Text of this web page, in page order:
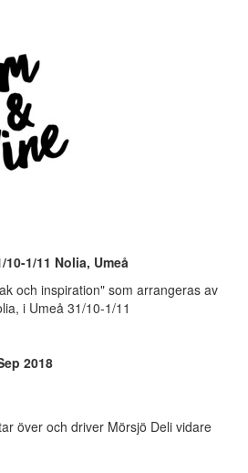
1/11 Nolia, Umeå
och inspiration" som arrangeras av
i Umeå 31/10-1/11
2018
över och driver Mörsjö Deli vidare